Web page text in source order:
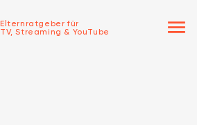
Elternratgeber für
TV, Streaming & YouTube
menu